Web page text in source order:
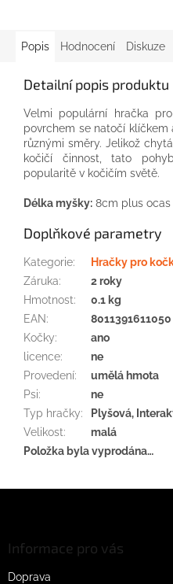
Popis Hodnocení Diskuze
Detailní popis produktu
Velmi populární hračka pro
povrchem senatočí klíčkem
různými směry. Jelikož
kočičí činnost, tato
popularitě v kočičím světě.
Délka myšky: 8cm plus ocas
Doplňkové parametry
Kategorie:
Hračky pro
Záruka:
2 roky
Hmotnost:
0.1 kg
EAN:
8011391611050
Kočky:
ano
licence:
ne
Provedení:
umělá hmota
Psi:
ne
Typ hračky:
Plyšová,
Velikost:
malá
Položka byla vyprodána…
Informace pro vás
Doprava